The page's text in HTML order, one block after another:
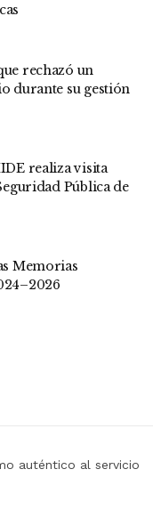
rechazó un
durante su gestión
realiza visita
Pública de
Memorias
auténtico al servicio